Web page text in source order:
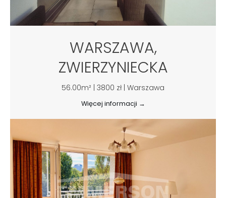
WARSZAWA,
ZWIERZYNIECKA
56.00m² | 3800 zł | Warszawa
Więcej informacji →